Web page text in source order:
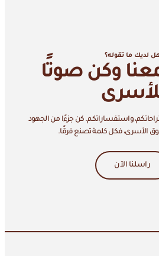
لديك ما تقوله؟
وكن صوتًا
واستفساراتكم. كن جزءًا من الجهود
الأسرى، فكل كلمة تصنع فرقًا.
راسلنا الآن